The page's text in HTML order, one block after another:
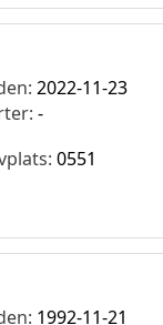
2022-11-23
-
0551
1992-11-21